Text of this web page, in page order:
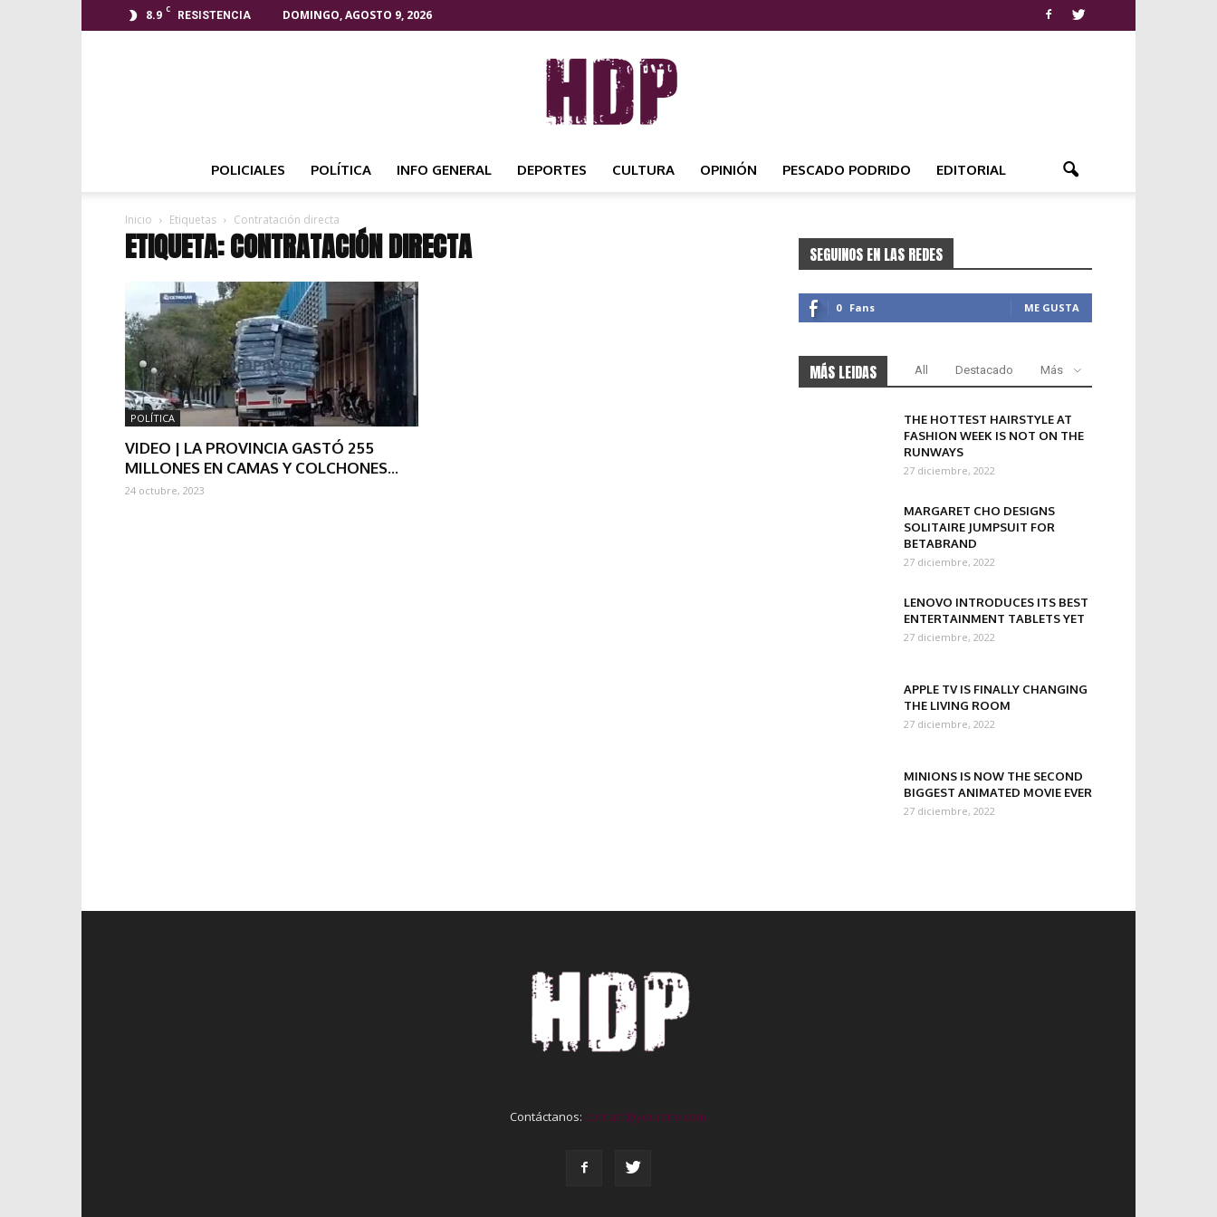
8.9 C
RESISTENCIA DOMINGO, AGOSTO 9, 2026
POLICIALES POLÍTICA INFO GENERAL DEPORTES CULTURA OPINIÓN PESCADO PODRIDO EDITORIAL
Inicio Etiquetas Contratación directa
ETIQUETA: CONTRATACIÓN DIRECTA
POLÍTICA
VIDEO | LA PROVINCIA GASTÓ 255
MILLONES EN CAMAS Y COLCHONES...
24 octubre, 2023
SEGUINOS EN LAS REDES
0 Fans ME GUSTA
MÁS LEIDAS All Destacado Más
THE HOTTEST HAIRSTYLE AT
FASHION WEEK IS NOT ON THE
RUNWAYS
27 diciembre, 2022
MARGARET CHO DESIGNS
SOLITAIRE JUMPSUIT FOR
BETABRAND
27 diciembre, 2022
LENOVO INTRODUCES ITS BEST
ENTERTAINMENT TABLETS YET
27 diciembre, 2022
APPLE TV IS FINALLY CHANGING
THE LIVING ROOM
27 diciembre, 2022
MINIONS IS NOW THE SECOND
BIGGEST ANIMATED MOVIE EVER
27 diciembre, 2022
Contáctanos: contact@yoursite.com